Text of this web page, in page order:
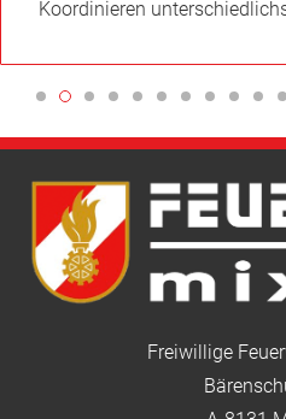
Freiwillige